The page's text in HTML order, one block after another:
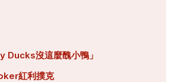
Ducks沒這麼醜小鴨」
紅利撲克